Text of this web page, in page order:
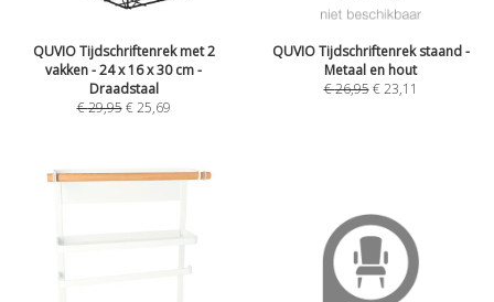
QUVIO Tijdschriftenrek met 2
vakken - 24 x 16 x 30 cm -
Draadstaal
€29,95 €25,69
QUVIO Tijdschriftenrek staand -
Metaal en hout
€26,95 €23,11